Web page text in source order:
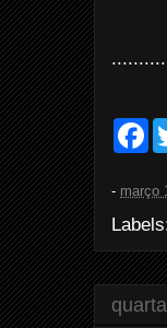
F
b
o
o
k
- março